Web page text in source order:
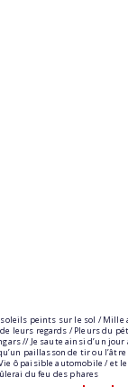
peints sur le sol / Mille
leurs regards / Pleurs du
// Je saute ainsi d’un jour
paillasson de tir ou l’âtre
ô paisible automobile / et le
du feu des phares